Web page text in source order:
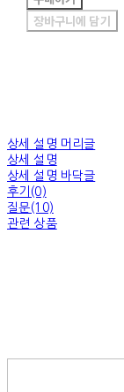
장바구니에 담기
상세 설명 머리글
상세 설명
상세 설명 바닥글
후기(0)
질문(10)
관련 상품